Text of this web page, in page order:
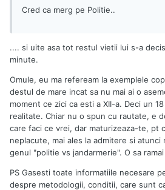
Cred ca merg pe Politie..
.... si uite asa tot restul vietii lui s-a
minute.
Omule, eu ma refeream la exemplele
destul de mare incat sa nu mai ai o
moment ce zici ca esti a XII-a. Deci un
realitate. Chiar nu o spun cu rautate, e
care faci ce vrei, dar maturizeaza-te, pt
neplacute, mai ales la admitere si atunci
genul "politie vs jandarmerie". O sa
PS Gasesti toate informatiile necesare
despre metodologii, conditii, care sunt